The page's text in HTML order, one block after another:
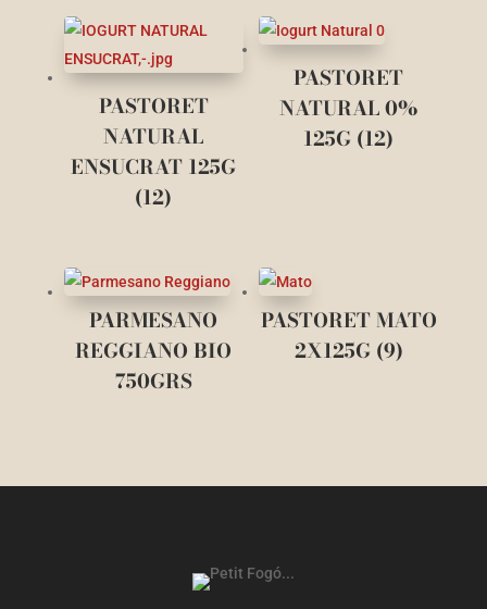
PASTORET
NATURAL
ENSUCRAT 125G
(12)
PASTORET
NATURAL 0%
125G (12)
PARMESANO
REGGIANO BIO
750GRS
PASTORET MATO
2X125G (9)